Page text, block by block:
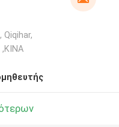
Qiqihar,
,ΚΙΝΑ